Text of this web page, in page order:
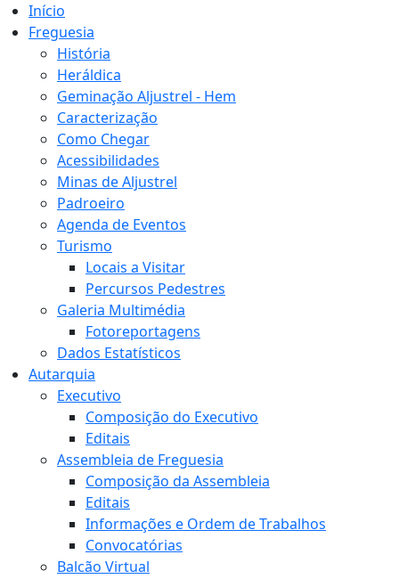
Início
Freguesia
História
Heráldica
Geminação Aljustrel - Hem
Caracterização
Como Chegar
Acessibilidades
Minas de Aljustrel
Padroeiro
Agenda de Eventos
Turismo
Locais a Visitar
Percursos Pedestres
Galeria Multimédia
Fotoreportagens
Dados Estatísticos
Autarquia
Executivo
Composição do Executivo
Editais
Assembleia de Freguesia
Composição da Assembleia
Editais
Informações e Ordem de Trabalhos
Convocatórias
Balcão Virtual